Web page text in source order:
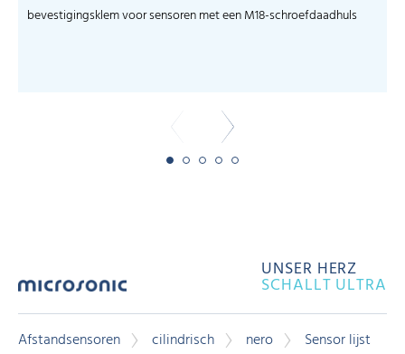
bevestigingsklem voor sensoren met een M18-schroefdaadhuls
UNSER HERZ
SCHALLT ULTRA
Afstandsensoren cilindrisch nero Sensor lijst